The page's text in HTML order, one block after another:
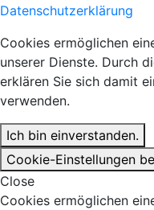
Datenschutzerklärung
Cookies ermöglichen
unserer Dienste. Durch
erklären Sie sich damit
verwenden.
Ich bin einverstanden.
Cookie-Einstellungen
Close
Cookies ermöglichen